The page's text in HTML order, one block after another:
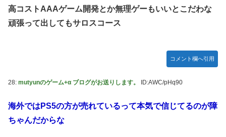
高コストAAAゲーム開発とか無理ゲーもいいとこだわな
頑張って出してもサロスコース
コメント欄へ引用
28: mutyunのゲーム+α ブログがお送りします。 ID:AWC/pHq90
海外ではPS5の方が売れているって本気で信じてるのが障
ちゃんだからな